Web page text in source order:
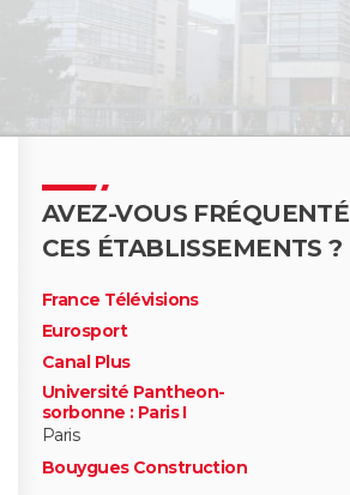
AVEZ-VOUS FRÉQUENTÉ
CES ÉTABLISSEMENTS ?
France Télévisions
Eurosport
Canal Plus
Université Pantheon-
sorbonne : Paris I
Paris
Bouygues Construction